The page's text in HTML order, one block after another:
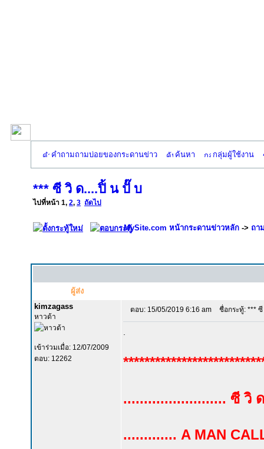
คำถามถามบ่อยของกระดานข่าว ค้นหา กลุ่มผู้ใช้งาน
*** ซี วิ ด....ปิ้ น ปั๊ บ
ไปที่หน้า 1, 2, 3 ถัดไป
MySite.com หน้ากระดานข่าวหลัก -> ถา
ผู้ส่ง
kimzagass
หาวด้า
เข้าร่วมเมื่อ: 12/07/2009
ตอบ: 12262
ตอบ: 15/05/2019 6:16 am ชื่อกระทู้: ***
......................... ซี วิ
............. A MAN